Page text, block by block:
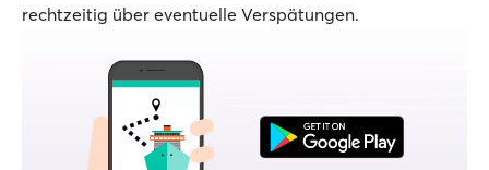
rechtzeitig über eventuelle Verspätungen.